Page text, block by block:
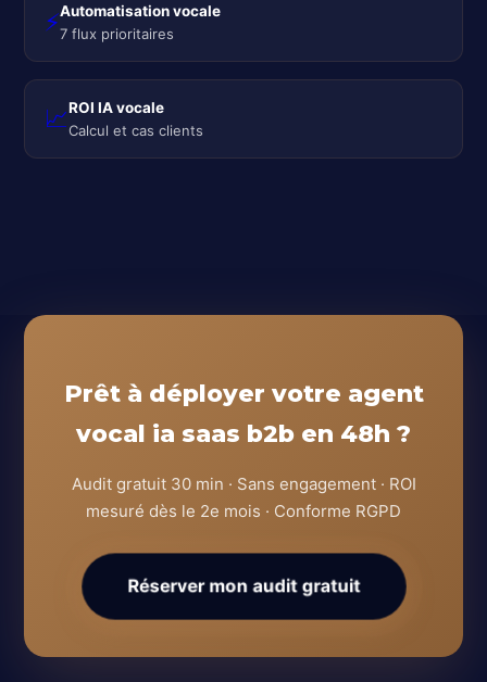
⚡Automatisation vocale
7 flux prioritaires
📈ROI IA vocale
Calcul et cas clients
Prêt à déployer votre agent
vocal ia saas b2b en 48h ?
Audit gratuit 30 min · Sans engagement · ROI
mesuré dès le 2e mois · Conforme RGPD
Réserver mon audit gratuit